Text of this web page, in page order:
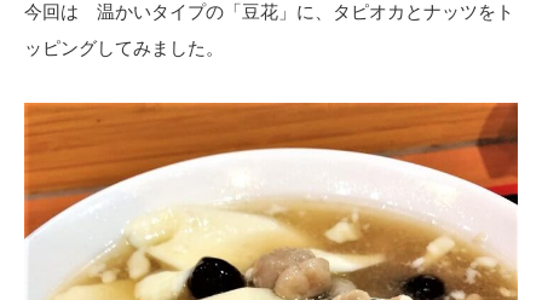
今回は 温かいタイプの「豆花」に、タピオカとナッツをト
ッピングしてみました。